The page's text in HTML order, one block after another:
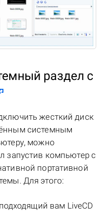
раздел с
жесткий диск
системным
можно
запустив компьютер с
портативной
Для этого:
вам LiveCD